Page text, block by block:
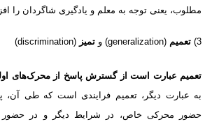
مطلوب، یعنى توجه به معلم و یادگیرى شاگردان را
3) تعمیم (generalization) و تمیز (discrimination)
تعمیم عبارت است از گسترش پاسخ از محرک‌هاى
به عبارت دیگر، تعمیم فرایندى است که طى آن،
حضور محرکى خاص، در شرایط دیگر و در حضور